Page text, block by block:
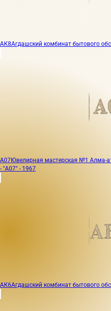
АК8Агдашский комбинат бытового
А07Ювелирная мастерская №1 Алма-
- "А07" - 1967
АК6Агдашский комбинат бытового